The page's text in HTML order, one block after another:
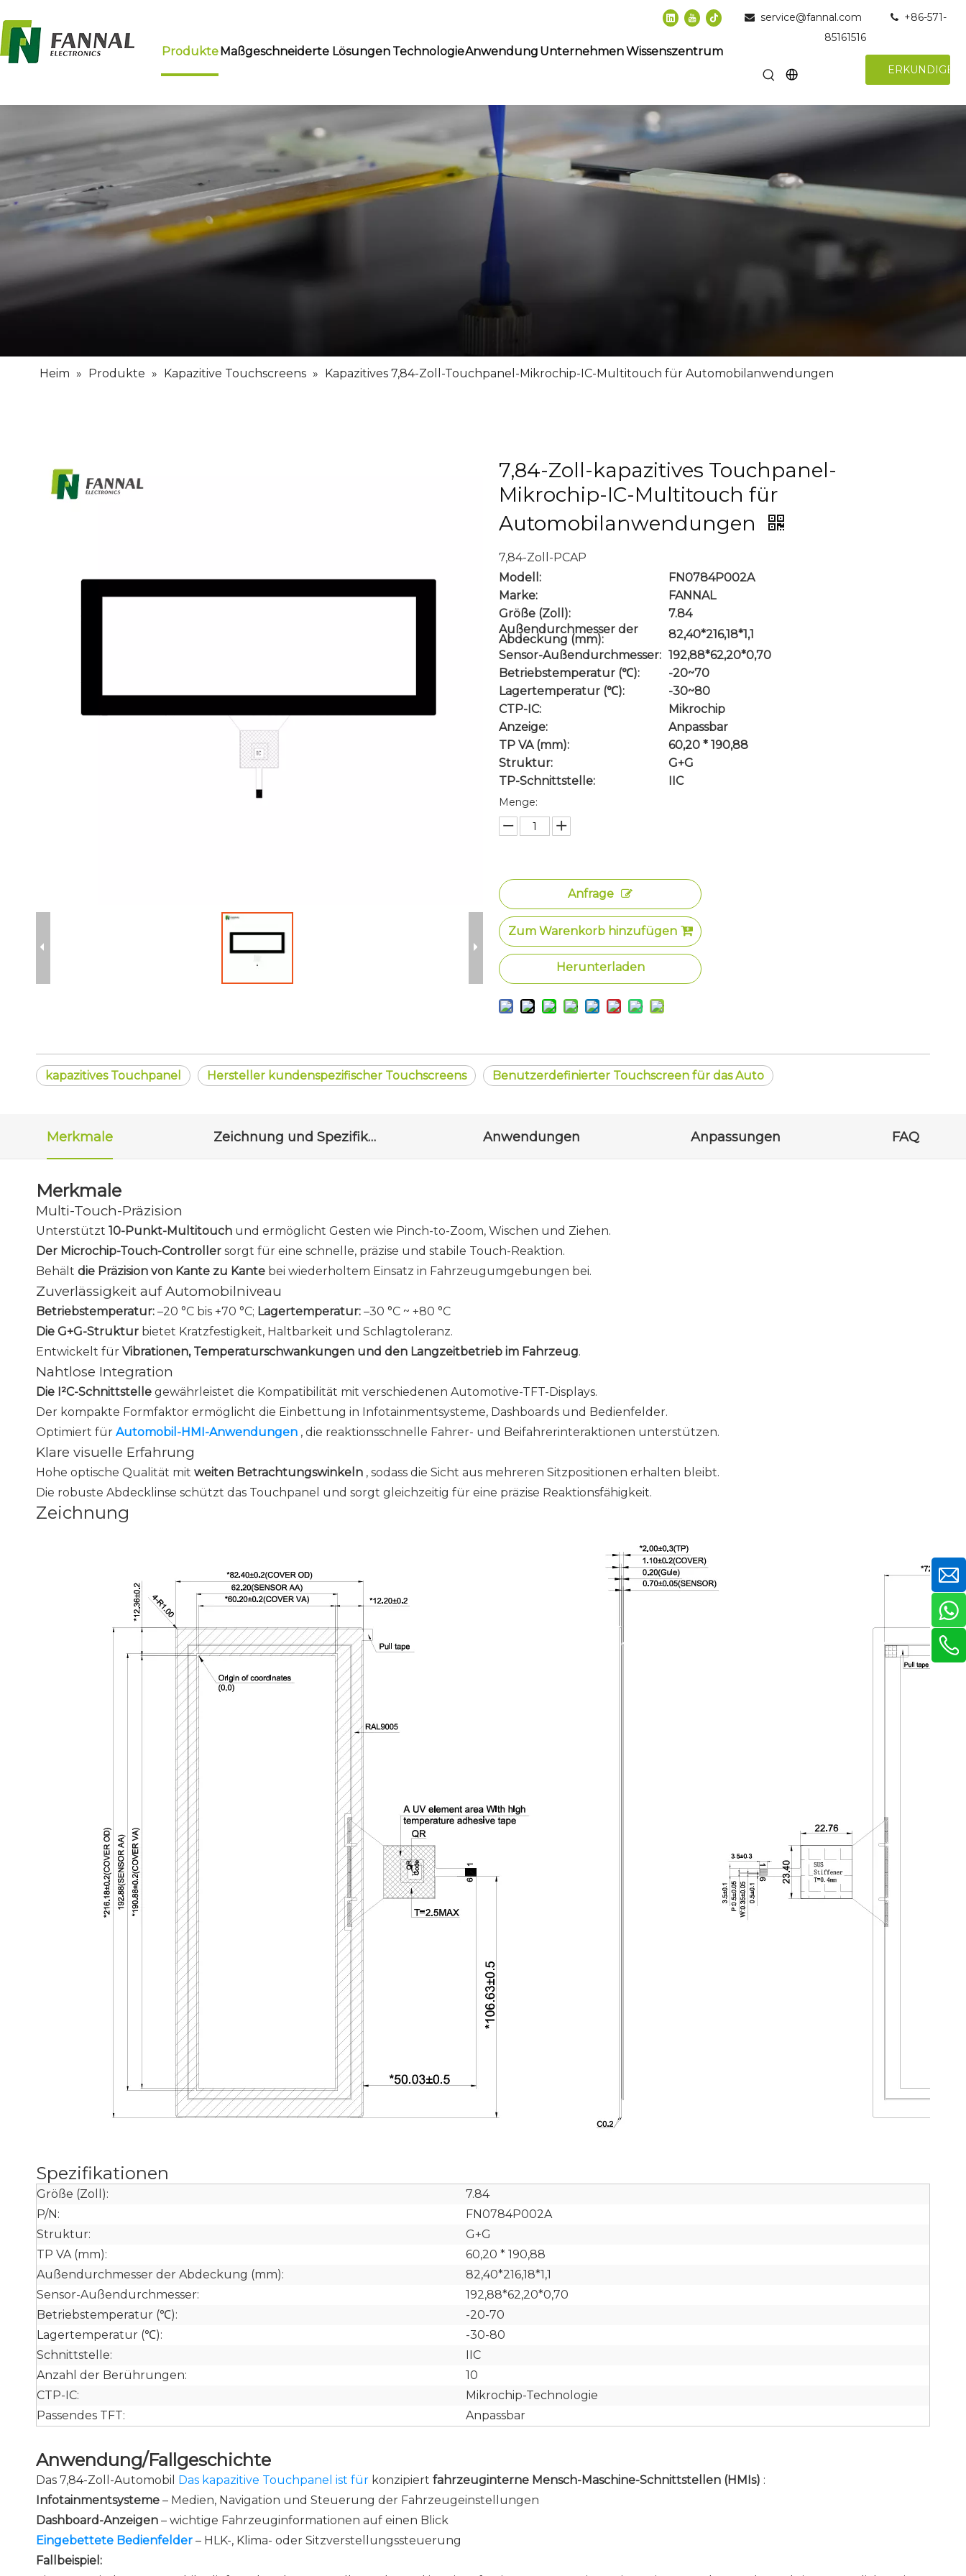
Produkte Maßgeschneiderte Lösungen TechnologieAnwendung UnternehmenWissenszentrum
 service@fannal.com +86-571-
85161516
ERKUNDIGEN
Heim » Produkte » Kapazitive Touchscreens » Kapazitives 7,84-Zoll-Touchpanel-Mikrochip-IC-Multitouch für Automobilanwendungen
7,84-Zoll-kapazitives Touchpanel-
Mikrochip-IC-Multitouch für
Automobilanwendungen
7,84-Zoll-PCAP
Modell:
FN0784P002A
Marke:
FANNAL
Größe (Zoll):
7.84
Außendurchmesser der
Abdeckung (mm):
82,40*216,18*1,1
Sensor-Außendurchmesser: 192,88*62,20*0,70
Betriebstemperatur (℃):
-20~70
Lagertemperatur (℃):
-30~80
CTP-IC:
Mikrochip
Anzeige:
Anpassbar
TP VA (mm):
60,20 * 190,88
Struktur:
G+G
TP-Schnittstelle:
IIC
Menge:
Anfrage
Zum Warenkorb hinzufügen
Herunterladen
kapazitives Touchpanel Hersteller kundenspezifischer Touchscreens Benutzerdefinierter Touchscreen für das Auto
Merkmale Zeichnung und Spezifikationen Anwendungen Anpassungen FAQ
Merkmale
Multi-Touch-Präzision
Unterstützt 10-Punkt-Multitouch und ermöglicht Gesten wie Pinch-to-Zoom, Wischen und Ziehen.
Der Microchip-Touch-Controller sorgt für eine schnelle, präzise und stabile Touch-Reaktion.
Behält die Präzision von Kante zu Kante bei wiederholtem Einsatz in Fahrzeugumgebungen bei.
Zuverlässigkeit auf Automobilniveau
Betriebstemperatur: –20 °C bis +70 °C; Lagertemperatur: –30 °C ~ +80 °C
Die G+G-Struktur bietet Kratzfestigkeit, Haltbarkeit und Schlagtoleranz.
Entwickelt für Vibrationen, Temperaturschwankungen und den Langzeitbetrieb im Fahrzeug.
Nahtlose Integration
Die I²C-Schnittstelle gewährleistet die Kompatibilität mit verschiedenen Automotive-TFT-Displays.
Der kompakte Formfaktor ermöglicht die Einbettung in Infotainmentsysteme, Dashboards und Bedienfelder.
Optimiert für Automobil-HMI-Anwendungen , die reaktionsschnelle Fahrer- und Beifahrerinteraktionen unterstützen.
Klare visuelle Erfahrung
Hohe optische Qualität mit weiten Betrachtungswinkeln , sodass die Sicht aus mehreren Sitzpositionen erhalten bleibt.
Die robuste Abdecklinse schützt das Touchpanel und sorgt gleichzeitig für eine präzise Reaktionsfähigkeit.
Zeichnung
Spezifikationen
Größe (Zoll):
7.84
P/N:
FN0784P002A
Struktur:
G+G
TP VA (mm):
60,20 * 190,88
Außendurchmesser der Abdeckung (mm):
82,40*216,18*1,1
Sensor-Außendurchmesser:
192,88*62,20*0,70
Betriebstemperatur (℃):
-20-70
Lagertemperatur (℃):
-30-80
Schnittstelle:
IIC
Anzahl der Berührungen:
10
CTP-IC:
Mikrochip-Technologie
Passendes TFT:
Anpassbar
Anwendung/Fallgeschichte
Das 7,84-Zoll-Automobil Das kapazitive Touchpanel ist für konzipiert fahrzeuginterne Mensch-Maschine-Schnittstellen (HMIs) :
Infotainmentsysteme – Medien, Navigation und Steuerung der Fahrzeugeinstellungen
Dashboard-Anzeigen – wichtige Fahrzeuginformationen auf einen Blick
Eingebettete Bedienfelder – HLK-, Klima- oder Sitzverstellungssteuerung
Fallbeispiel: